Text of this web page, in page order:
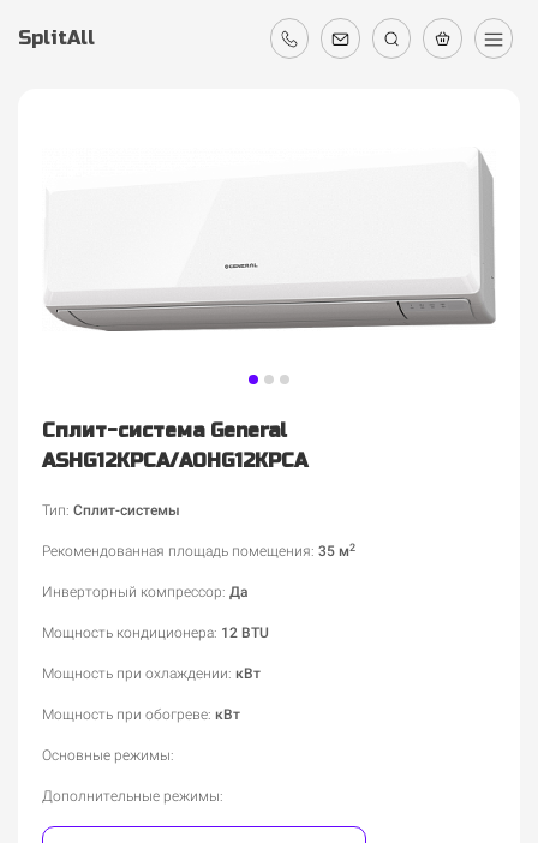
SplitAll
Сплит-система General
ASHG12KPCA/AOHG12KPCA
Тип: Сплит-системы
Рекомендованная площадь помещения: 35 м2
Инверторный компрессор: Да
Мощность кондиционера: 12 BTU
Мощность при охлаждении: кВт
Мощность при обогреве: кВт
Основные режимы:
Дополнительные режимы: